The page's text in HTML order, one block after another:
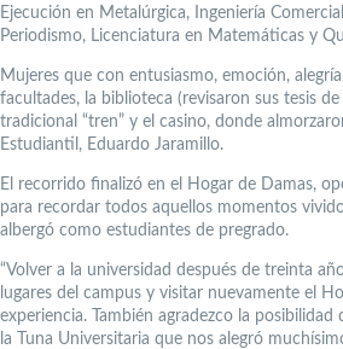
Ejecución en Metalúrgica, Ingeniería
Periodismo, Licenciatura en Matemáticas y
Mujeres que con entusiasmo, emoción,
facultades, la biblioteca (revisaron sus tesis
tradicional “tren” y el casino, donde
Estudiantil, Eduardo Jaramillo.
El recorrido finalizó en el Hogar de Damas,
para recordar todos aquellos momentos
albergó como estudiantes de pregrado.
“Volver a la universidad después de treinta
lugares del campus y visitar nuevamente el
experiencia. También agradezco la
la Tuna Universitaria que nos alegró